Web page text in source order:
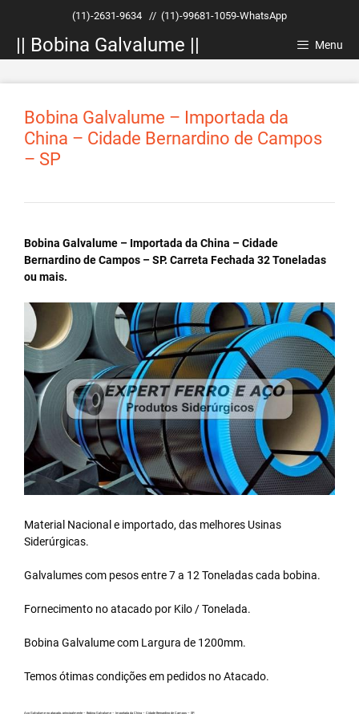
conteúdo
(11)-2631-9634 // (11)-99681-1059-WhatsApp
|| Bobina Galvalume || Menu
Bobina Galvalume – Importada da
China – Cidade Bernardino de Campos
– SP
Bobina Galvalume – Importada da China – Cidade
Bernardino de Campos – SP. Carreta Fechada 32 Toneladas
ou mais.
Material Nacional e importado, das melhores Usinas
Siderúrgicas.
Galvalumes com pesos entre 7 a 12 Toneladas cada bobina.
Fornecimento no atacado por Kilo / Tonelada.
Bobina Galvalumecom Largura de 1200mm.
Temos ótimas condições em pedidos no Atacado.
Aço Galvalume no atacado, principalmente – Bobina Galvalume – Importada da China – Cidade Bernardino de Campos – SP.